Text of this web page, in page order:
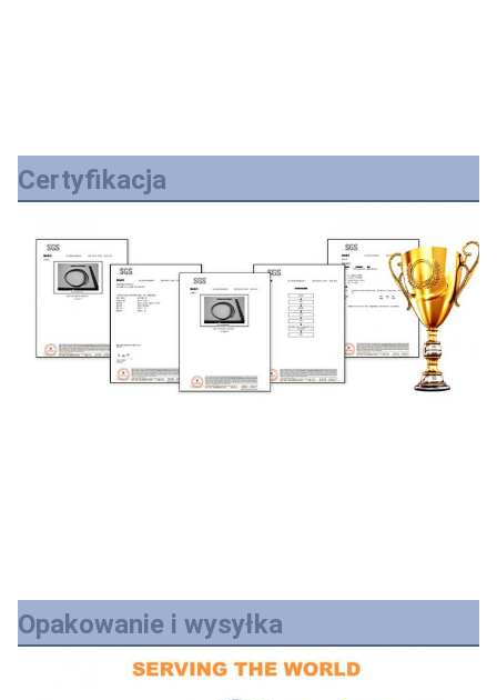
Certyfikacja
Opakowanie i wysyłka